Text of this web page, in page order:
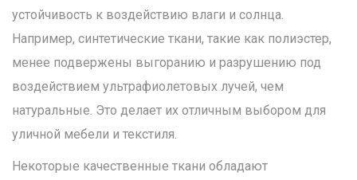
устойчивость к воздействию влаги и солнца.
Например, синтетические ткани, такие как полиэстер,
менее подвержены выгоранию и разрушению под
воздействием ультрафиолетовых лучей, чем
натуральные. Это делает их отличным выбором для
уличной мебели и текстиля.
Некоторые качественные ткани обладают